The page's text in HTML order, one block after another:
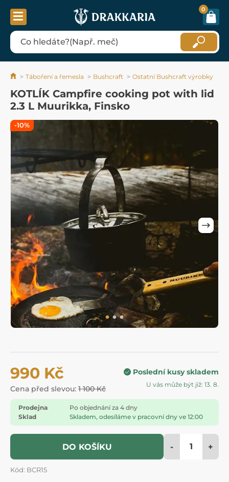
0
Táboření a řemesla Bushcraft Ostatní Bushcraft výrobky
KOTLÍK Campfire cooking pot with lid
2.3 L Muurikka, Finsko
990 Kč
Cena před slevou: 1 100 Kč
Poslední kusy skladem
U vás může být již: 13. 8.
Prodejna
Po objednání za 4 dny
Sklad
Skladem, odesíláme v pracovní dny ve 12:00
DO KOŠÍKU - +
Kód: BCR15
-10%